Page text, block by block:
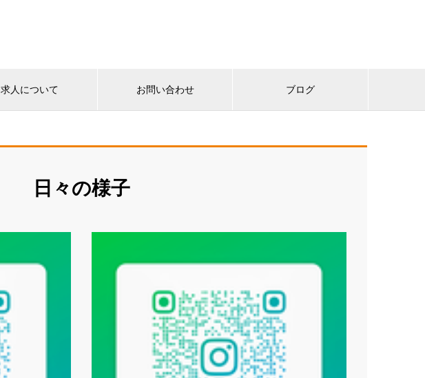
求人について お問い合わせ ブログ
日々の様子